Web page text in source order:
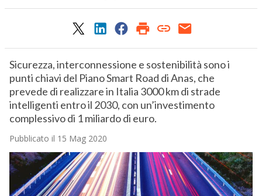
Sicurezza, interconnessione e sostenibilità sono i
punti chiavi del Piano Smart Road di Anas, che
prevede di realizzare in Italia 3000 km di strade
intelligenti entro il 2030, con un’investimento
complessivo di 1 miliardo di euro.
Pubblicato il 15 Mag 2020